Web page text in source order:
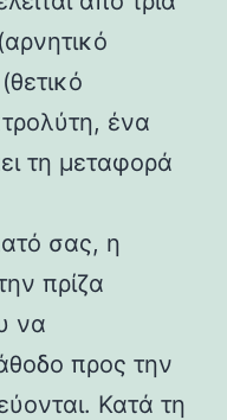
ένα
τη μεταφορά
σας, η
πρίζα
να
προς την
Κατά τη